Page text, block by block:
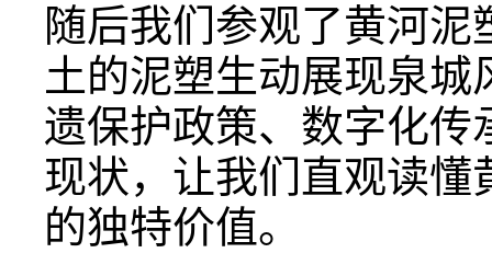
随后我们参观了黄河
土的泥塑生动展现泉
遗保护政策、数字化传
现状，让我们直观读懂
的独特价值。